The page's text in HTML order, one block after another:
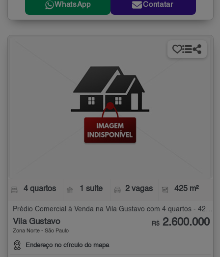
WhatsApp Contatar
4 quartos 1 suíte 2 vagas 425 m²
Vila Gustavo
Zona Norte - São Paulo
Endereço no círculo do mapa
R$ 2.600.000